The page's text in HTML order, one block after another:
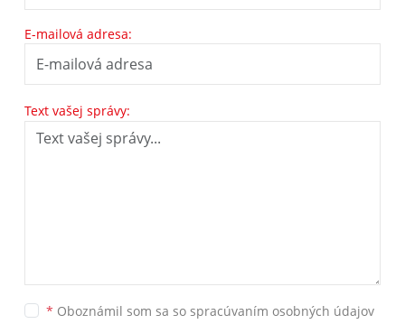
E-mailová adresa:
Text vašej správy:
* Oboznámil som sa so spracúvaním osobných údajov